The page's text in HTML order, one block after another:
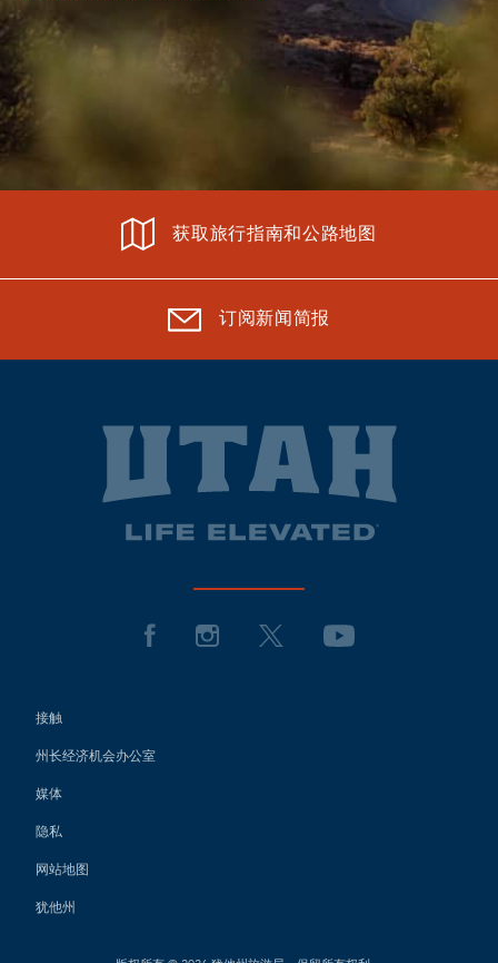
获取旅行指南和公路地图
订阅新闻简报
接触
州长经济机会办公室
媒体
隐私
网站地图
犹他州